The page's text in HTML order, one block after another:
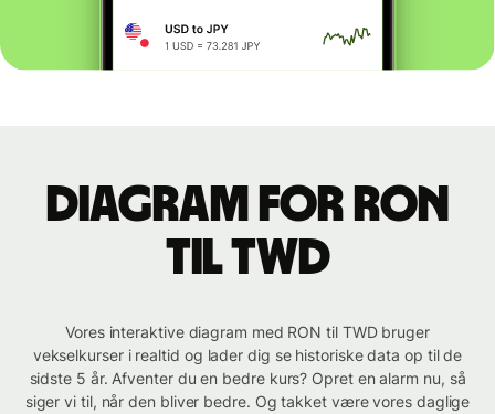
Diagram for RON
til TWD
Vores interaktive diagram med RON til TWD bruger
vekselkurser i realtid og lader dig se historiske data op til de
sidste 5 år. Afventer du en bedre kurs? Opret en alarm nu, så
siger vi til, når den bliver bedre. Og takket være vores daglige